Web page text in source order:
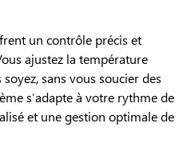
un contrôle précis et
ajustez la température
sans vous soucier des
s’adapte à votre rythme de
et une gestion optimale de